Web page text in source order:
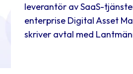
leverantör av SaaS-
enterprise Digital Asset
skriver avtal med